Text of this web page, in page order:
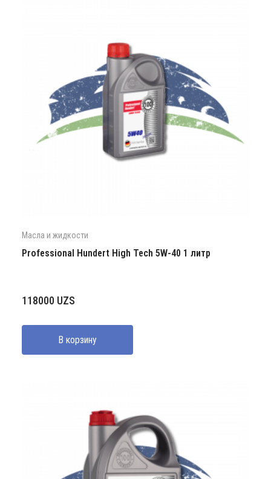
Масла и жидкости
Professional Hundert High Tech 5W-40 1 литр
118000 UZS
В корзину